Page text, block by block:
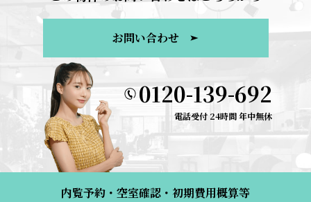
お問い合わせ
0120-139-692
電話受付 24時間 年中無休
内覧予約・空室確認・初期費用概算等